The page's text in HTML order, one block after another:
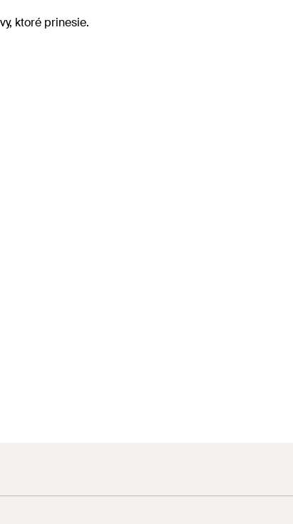
ktoré prinesie.